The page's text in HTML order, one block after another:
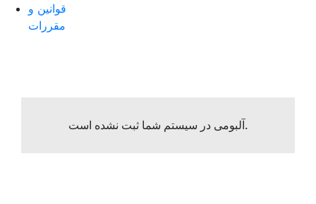
قوانین و
مقررات
آلبومی در سیستم شما ثبت نشده است.